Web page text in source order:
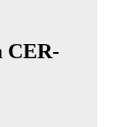
CER-